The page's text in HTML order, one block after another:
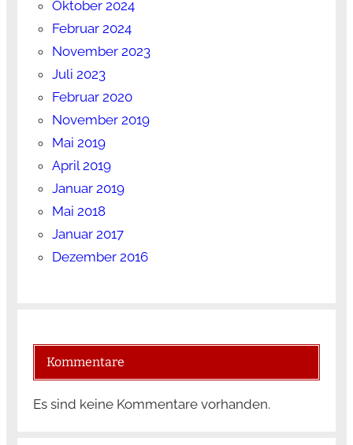
Oktober 2024
Februar 2024
November 2023
Juli 2023
Februar 2020
November 2019
Mai 2019
April 2019
Januar 2019
Mai 2018
Januar 2017
Dezember 2016
Kommentare
Es sind keine Kommentare vorhanden.